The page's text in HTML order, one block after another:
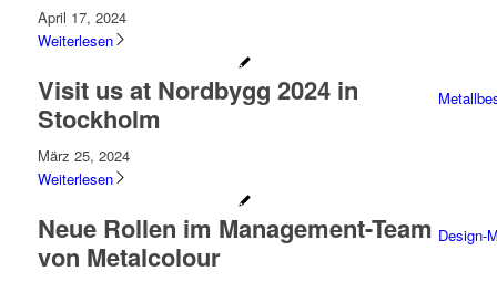
Design-
April 17, 2024
Weiterlesen
Visit us at Nordbygg 2024 in
Stockholm
März 25, 2024
Weiterlesen
Neue Rollen im Management-Team
von Metalcolour